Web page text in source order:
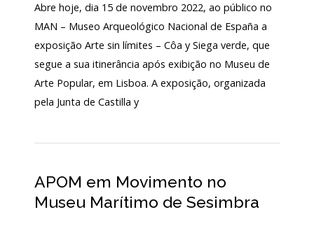
Abre hoje, dia 15 de novembro 2022, ao público no
MAN – Museo Arqueológico Nacional de España a
exposição Arte sin límites – Côa y Siega verde, que
segue a sua itinerância após exibição no Museu de
Arte Popular, em Lisboa. A exposição, organizada
pela Junta de Castilla y
APOM em Movimento no
Museu Marítimo de Sesimbra